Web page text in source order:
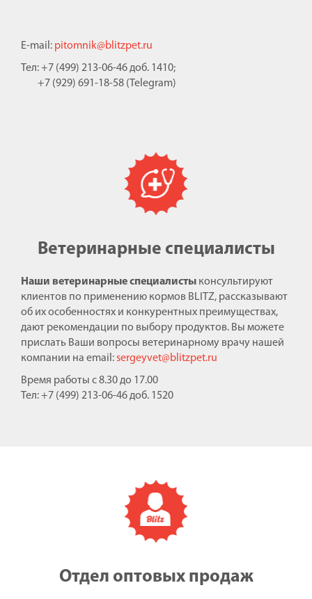
E-mail: pitomnik@blitzpet.ru
Тел: +7 (499) 213-06-46 доб. 1410;
+7 (929) 691-18-58 (Telegram)
Ветеринарные специалисты
Наши ветеринарные специалисты консультируют
клиентов по применению кормов BLITZ, рассказывают
об их особенностях и конкурентных преимуществах,
дают рекомендации по выбору продуктов. Вы можете
прислать Ваши вопросы ветеринарному врачу нашей
компании на email:sergeyvet@blitzpet.ru
Время работы с 8.30 до 17.00
Тел: +7 (499) 213-06-46 доб. 1520
Отдел оптовых продаж